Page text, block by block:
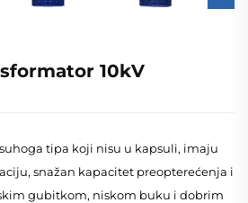
10kV
tipa koji nisu u kapsuli, imaju
snažan kapacitet preopterećenja i
gubitkom, niskom buku i dobrim